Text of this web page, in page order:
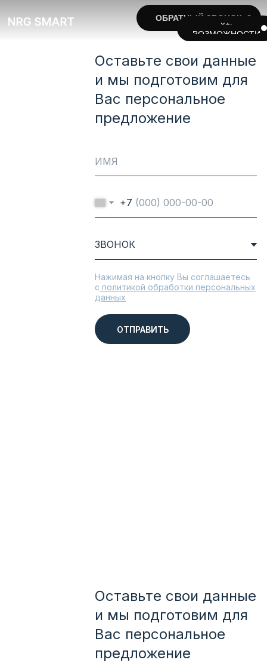
ОБРАТНЫЙ ЗВОНОК
ПЕРСОНАЛЬНЫЙ
ОБРАТНЫЙ ЗВОНОК
01.
ВОЗМОЖНОСТИ
ПЕРСОНАЛЬНЫЙ РАСЧЕТ
+7
Нажимая на кнопку Вы соглашаетесь
с политикой обработки персональных
данных
ОТПРАВИТЬ
Оставьте свои данные
и мы подготовим для
Вас персональное
предложение
Оставьте свои данные
и мы подготовим для
Вас персональное
предложение